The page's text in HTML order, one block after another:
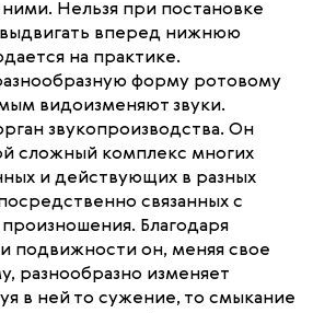
Нельзя при постановке
вперед нижнюю
на практике.
форму ротовому
видоизменяют звуки.
звукопроизводства. Он
сложный комплекс многих
и действующих в разных
связанных с
Благодаря
подвижности он, меняя свое
разнообразно изменяет
в ней то сужение, то смыкание